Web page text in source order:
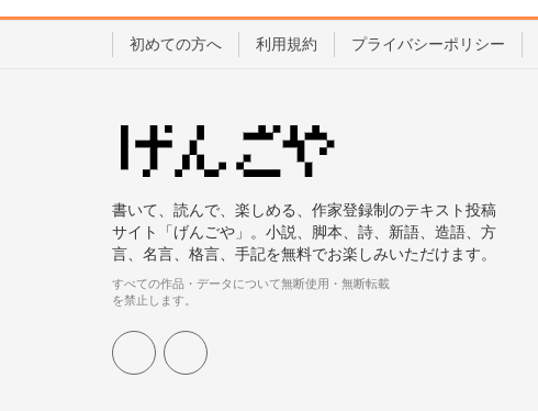
初めての方へ 利用規約 プライバシーポリシー
書いて、読んで、楽しめる、作家登録制のテキスト投稿
サイト「げんごや」。小説、脚本、詩、新語、造語、方
言、名言、格言、手記を無料でお楽しみいただけます。
すべての作品・データについて無断使用・無断転載
を禁止します。